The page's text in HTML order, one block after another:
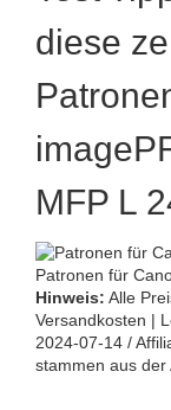
diese
MFP L
Patronen für
Hinweis: Alle
Versandkosten |
2024-07-14 /
stammen aus der